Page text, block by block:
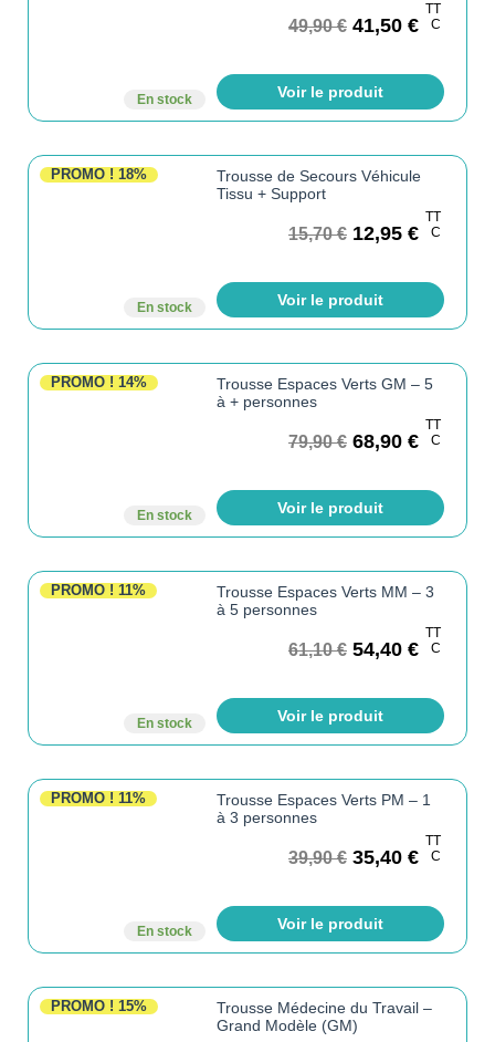
En stock
49,90€ 41,50 €
TT
C
Voir le produit
PROMO ! 18%
En stock
Trousse de Secours Véhicule
Tissu + Support
15,70€ 12,95 €
TT
C
Voir le produit
PROMO ! 14%
En stock
Trousse Espaces Verts GM – 5
à + personnes
79,90€ 68,90 €
TT
C
Voir le produit
PROMO ! 11%
En stock
Trousse Espaces Verts MM – 3
à 5 personnes
61,10€ 54,40 €
TT
C
Voir le produit
PROMO ! 11%
En stock
Trousse Espaces Verts PM – 1
à 3 personnes
39,90€ 35,40 €
TT
C
Voir le produit
PROMO ! 15%
Trousse Médecine du Travail –
Grand Modèle (GM)